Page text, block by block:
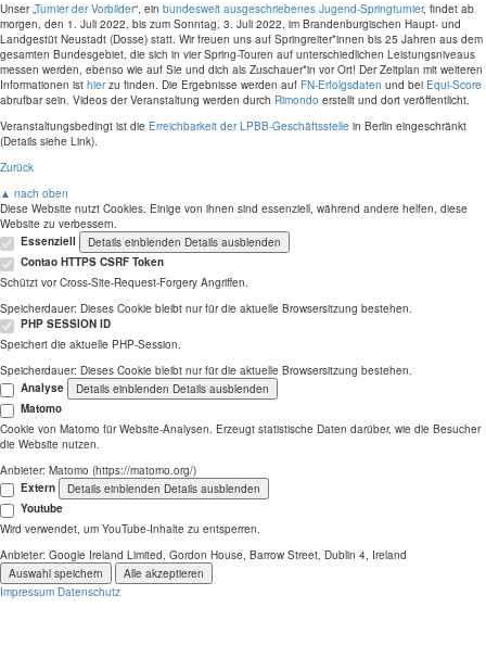
Unser „Turnier der Vorbilder“, ein bundesweit ausgeschriebenes Jugend-Springturnier, findet ab
morgen, den 1. Juli 2022, bis zum Sonntag, 3. Juli 2022, im Brandenburgischen Haupt- und
Landgestüt Neustadt (Dosse) statt. Wir freuen uns auf Springreiter*innen bis 25 Jahren aus dem
gesamten Bundesgebiet, die sich in vier Spring-Touren auf unterschiedlichen Leistungsniveaus
messen werden, ebenso wie auf Sie und dich als Zuschauer*in vor Ort! Der Zeitplan mit weiteren
Informationen ist hierzu finden. Die Ergebnisse werden auf FN-Erfolgsdaten und bei Equi-Score
abrufbar sein. Videos der Veranstaltung werden durch Rimondo erstellt und dort veröffentlicht.
Veranstaltungsbedingt ist die Erreichbarkeit der LPBB-Geschäftsstelle in Berlin eingeschränkt
(Details siehe Link).
Zurück
▲ nach oben
Diese Website nutzt Cookies. Einige von ihnen sind essenziell, während andere helfen, diese
Website zu verbessern.
Essenziell
Details einblenden Details ausblenden
Contao HTTPS CSRF Token
Schützt vor Cross-Site-Request-Forgery Angriffen.
Speicherdauer: Dieses Cookie bleibt nur für die aktuelle Browsersitzung bestehen.
PHP SESSION ID
Speichert die aktuelle PHP-Session.
Speicherdauer: Dieses Cookie bleibt nur für die aktuelle Browsersitzung bestehen.
Analyse
Details einblenden Details ausblenden
Matomo
Cookie von Matomo für Website-Analysen. Erzeugt statistische Daten darüber, wie die Besucher
die Website nutzen.
Anbieter: Matomo (https://matomo.org/)
Extern
Details einblenden Details ausblenden
Youtube
Wird verwendet, um YouTube-Inhalte zu entsperren.
Anbieter: Google Ireland Limited, Gordon House, Barrow Street, Dublin 4, Ireland
Auswahl speichern
Alle akzeptieren
Impressum Datenschutz